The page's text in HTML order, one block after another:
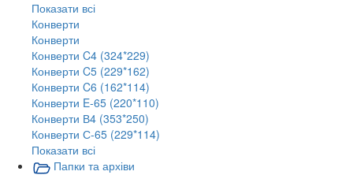
Показати всі
Конверти
Конверти
Конверти C4 (324*229)
Конверти C5 (229*162)
Конверти C6 (162*114)
Конверти E-65 (220*110)
Конверти В4 (353*250)
Конверти С-65 (229*114)
Показати всі
Папки та архіви